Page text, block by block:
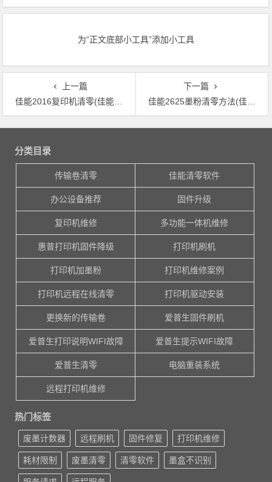
法使用 电脑识别未指定设备
解决
为“正文底部小工具”添加小工具
上一篇
佳能2016复印机清零(佳能复印机怎样进行清零操作？)
下一篇
佳能2625墨粉清零方法(佳能2625墨粉清零简易教程)
文章导航
分类目录
传输卷清零 佳能清零软件
办公设备推荐 固件升级
复印机维修 多功能一体机维修
惠普打印机固件降级 打印机刷机
打印机加墨粉 打印机维修案例
打印机远程在线清零 打印机驱动安装
更换新的传输卷 爱普生固件刷机
爱普生打印说明WIFI故障 爱普生提示WIFI故障
爱普生清零 电脑重装系统
远程打印机维修
热门标签
废墨计数器 远程刷机 固件修复 打印机维修
耗材限制 废墨清零 清零软件 墨盒不识别